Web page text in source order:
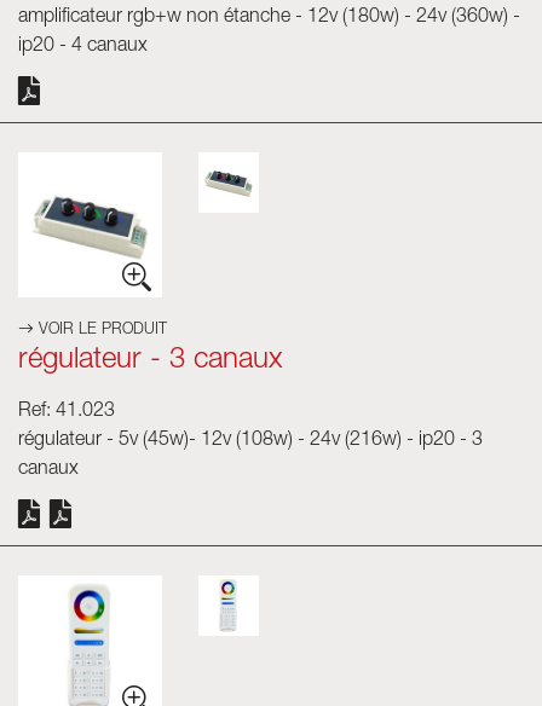
amplificateur rgb+w non étanche - 12v (180w) - 24v (360w) -
ip20 - 4 canaux
VOIR LE PRODUIT
régulateur - 3 canaux
Ref: 41.023
régulateur - 5v (45w)- 12v (108w) - 24v (216w) - ip20 - 3
canaux